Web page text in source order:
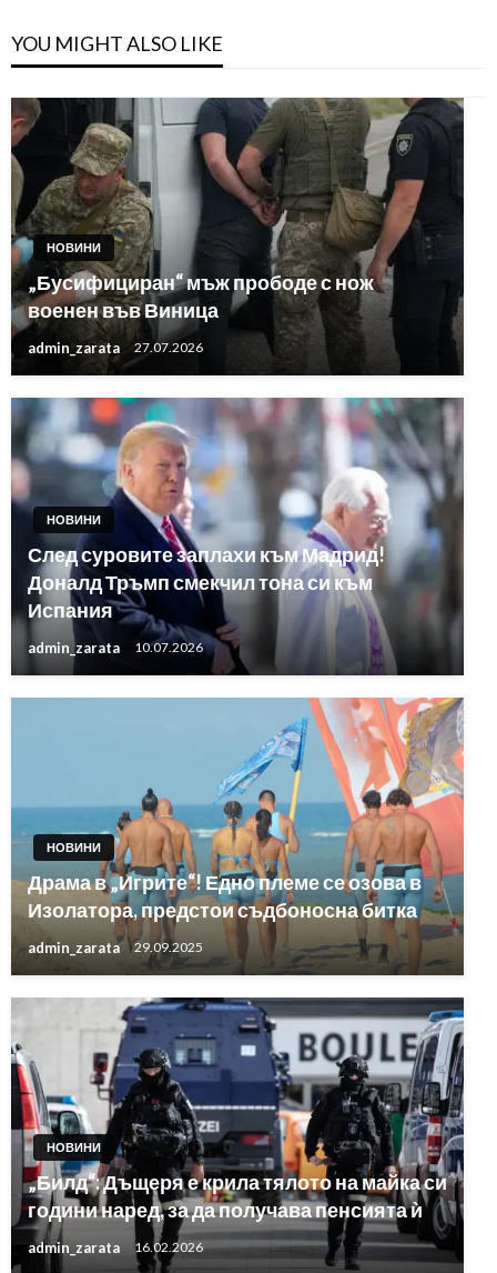
YOU MIGHT ALSO LIKE
НОВИНИ
„Бусифициран“ мъж прободе с нож
военен във Виница
admin_zarata 27.07.2026
НОВИНИ
След суровите заплахи към Мадрид!
Доналд Тръмп смекчил тона си към
Испания
admin_zarata 10.07.2026
НОВИНИ
Драма в „Игрите“! Едно племе се озова в
Изолатора, предстои съдбоносна битка
admin_zarata 29.09.2025
НОВИНИ
„Билд“: Дъщеря е крила тялото на майка си
години наред, за да получава пенсията ѝ
admin_zarata 16.02.2026